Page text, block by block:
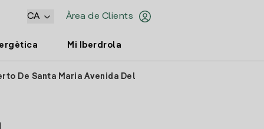
Àrea de Clients
CA
Mi Iberdrola
De Santa Maria Avenida Del